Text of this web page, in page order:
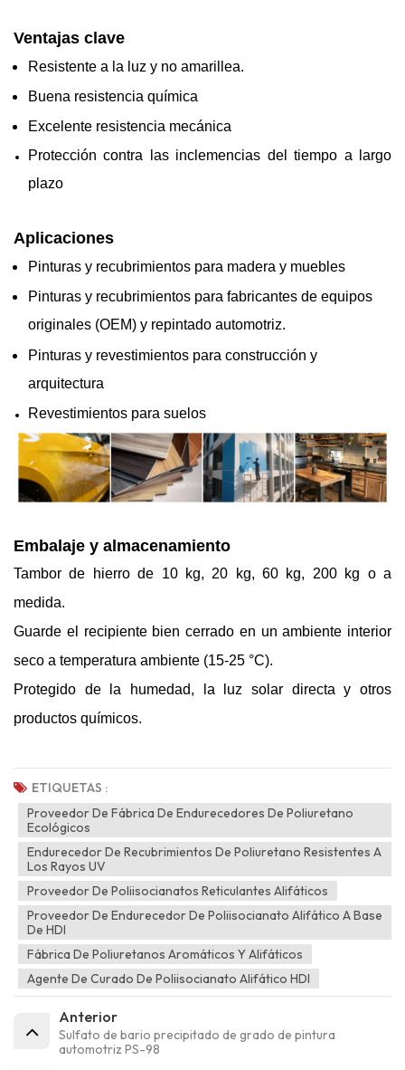
Ventajas clave
Resistente a la luz y no amarillea.
Buena resistencia química
Excelente resistencia mecánica
Protección contra las inclemencias del tiempo a largo
plazo
Aplicaciones
Pinturas y recubrimientos para madera y muebles
Pinturas y recubrimientos para fabricantes de equipos
originales (OEM) y repintado automotriz.
Pinturas y revestimientos para construcción y
arquitectura
Revestimientos para suelos
Embalaje y almacenamiento
Tambor de hierro de 10 kg, 20 kg, 60 kg, 200 kg o a
medida.
Guarde el recipiente bien cerrado en un ambiente interior
seco a temperatura ambiente (15-25 °C).
Protegido de la humedad, la luz solar directa y otros
productos químicos.
ETIQUETAS :
Proveedor De Fábrica De Endurecedores De Poliuretano
Ecológicos
Endurecedor De Recubrimientos De Poliuretano Resistentes A
Los Rayos UV
Proveedor De Poliisocianatos Reticulantes Alifáticos
Proveedor De Endurecedor De Poliisocianato Alifático A Base
De HDI
Fábrica De Poliuretanos Aromáticos Y Alifáticos
Agente De Curado De Poliisocianato Alifático HDI
Anterior
Sulfato de bario precipitado de grado de pintura
automotriz PS-98